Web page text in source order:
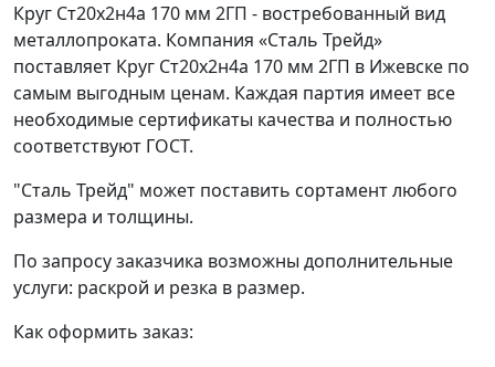
Круг Ст20х2н4а 170 мм 2ГП - востребованный вид
металлопроката. Компания «Сталь Трейд»
поставляет Круг Ст20х2н4а 170 мм 2ГП в Ижевске по
самым выгодным ценам. Каждая партия имеет все
необходимые сертификаты качества и полностью
соответствуют ГОСТ.
"Сталь Трейд" может поставить сортамент любого
размера и толщины.
По запросу заказчика возможны дополнительные
услуги: раскрой и резка в размер.
Как оформить заказ: